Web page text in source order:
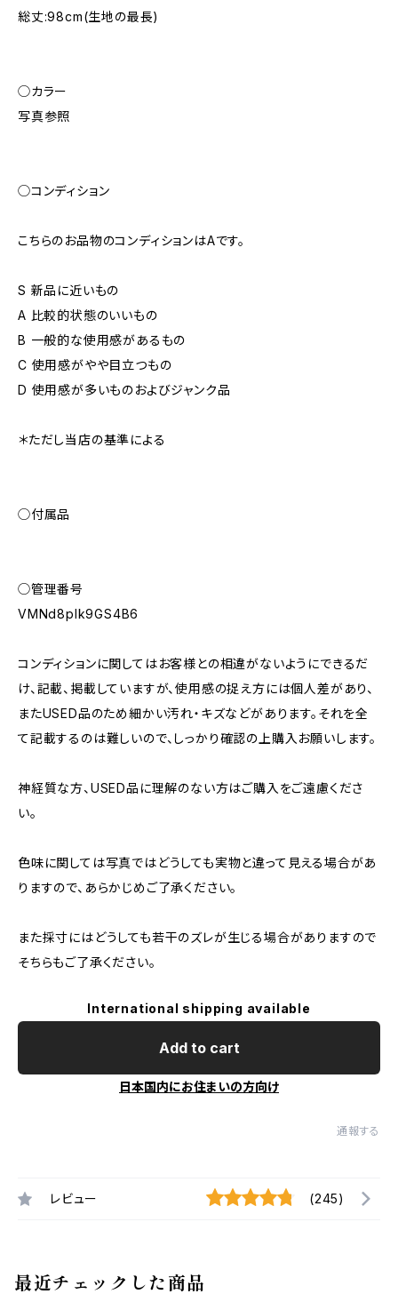
総丈:98cm(生地の最長)
◯カラー
写真参照
◯コンディション
こちらのお品物のコンディションはAです。
S 新品に近いもの
A 比較的状態のいいもの
B 一般的な使用感があるもの
C 使用感がやや目立つもの
D 使用感が多いものおよびジャンク品
＊ただし当店の基準による
◯付属品
◯管理番号
VMNd8plk9GS4B6
コンディションに関してはお客様との相違がないようにできるだ
け、記載、掲載していますが、使用感の捉え方には個人差があり、
またUSED品のため細かい汚れ・キズなどがあります。それを全
て記載するのは難しいので、しっかり確認の上購入お願いします。
神経質な方、USED品に理解のない方はご購入をご遠慮くださ
い。
色味に関しては写真ではどうしても実物と違って見える場合があ
りますので、あらかじめご了承ください。
また採寸にはどうしても若干のズレが生じる場合がありますので
そちらもご了承ください。
International shipping available
Add to cart
日本国内にお住まいの方向け
通報する
レビュー (245)
最近チェックした商品